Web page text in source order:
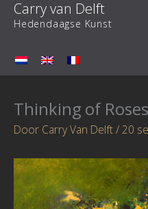
naar
inhoud
Carry van Delft
Hedendaagse Kunst
Thinking of
Door Carry Van Delft/20